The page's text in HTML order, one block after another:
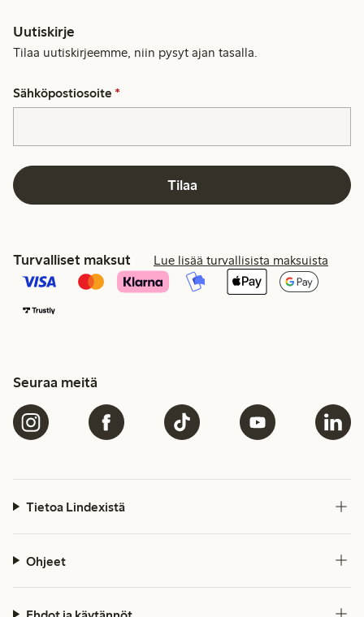
Uutiskirje
Tilaa uutiskirjeemme, niin pysyt ajan tasalla.
Sähköpostiosoite *
Tilaa
Turvalliset maksut Lue lisää turvallisista maksuista
Seuraa meitä
Tietoa Lindexistä
Ohjeet